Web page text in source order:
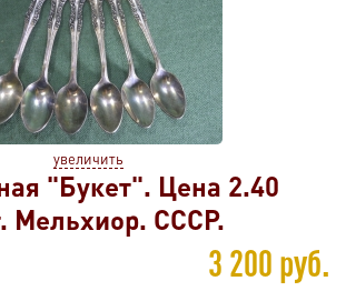
увеличить
"Букет". Цена 2.40
Мельхиор. СССР.
3 200 руб.